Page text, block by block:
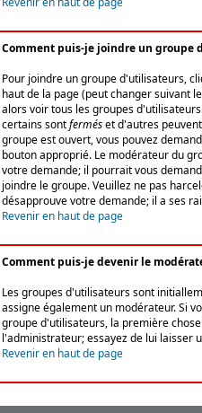
Comment puis-je joindre un groupe
Pour joindre un groupe d'utilisateurs,
haut de la page (peut changer suivant
alors voir tous les groupes
certains sontferméset d'autres
groupe est ouvert, vous pouvez
bouton approprié. Le modérateur du
votre demande; il pourrait vous
joindre le groupe. Veuillez ne pas
désapprouve votre demande; il a ses
Revenir en haut de page
Comment puis-je devenir le
Les groupes d'utilisateurs sont
assigne également un modérateur. Si
groupe d'utilisateurs, la première
l'administrateur; essayez de lui laisser
Revenir en haut de page